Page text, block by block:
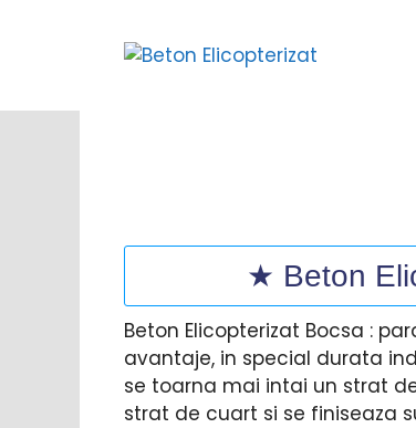
★ Beton
Beton Elicopterizat Bocsa :
avantaje, in special durata
se toarna mai intai un strat
strat de cuart si se finiseaza